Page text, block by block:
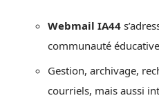
Webmail IA44
communauté
Gestion, archivage,
courriels, mais aussi